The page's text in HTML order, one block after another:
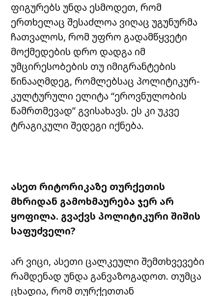
ფიგურებს უნდა ესმოდეთ, რომ
ერთხელაც შესაძლოა ვიღაც უგუნურმა
ჩათვალოს, რომ უფრო გადამწყვეტი
მოქმედების დრო დადგა იმ
უმცირესობების თუ იმიგრანტების
წინააღმდეგ, რომლებსაც პოლიტიკურ-
კულტურული ელიტა “ეროვნულობის
წამრთმევად” გვისახავს. ეს კი უკვე
ტრაგიკული შედეგი იქნება.
ასეთ რიტორიკაზე თურქეთის
მხრიდან გამოხმაურება ჯერ არ
ყოფილა. გვაქვს პოლიტიკური შიშის
საფუძველი?
არ ვიცი, ასეთი ცალკეული შემთხვევები
რამდენად უნდა განვაზოგადოთ. თუმცა
ცხადია, რომ თურქეთთან